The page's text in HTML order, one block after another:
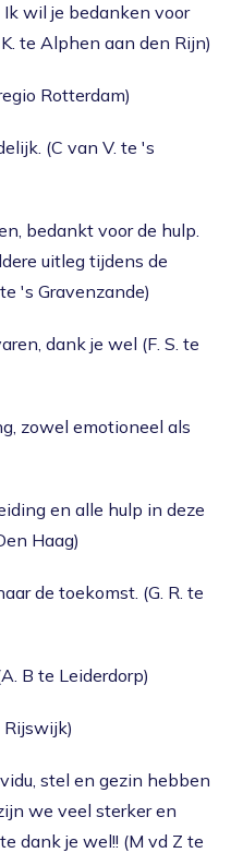
wil je bedanken voor
te Alphen aan den Rijn)
Rotterdam)
(C van V. te 's
bedankt voor de hulp.
uitleg tijdens de
's Gravenzande)
dank je wel (F. S. te
zowel emotioneel als
en alle hulp in deze
Haag)
de toekomst. (G. R. te
B te Leiderdorp)
Rijswijk)
stel en gezin hebben
we veel sterker en
dank je wel!! (M vd Z te